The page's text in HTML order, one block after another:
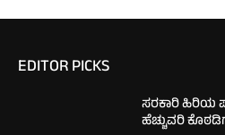
EDITOR PICKS
ಸರಕಾರಿ ಹಿರಿಯ
ಹೆಚ್ಚುವರಿ